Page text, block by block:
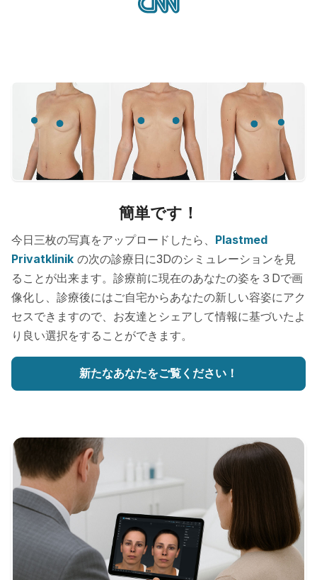
簡単です！
今日三枚の写真をアップロードしたら、 Plastmed
Privatklinik の次の診療日に3Dのシミュレーションを見
ることが出来ます。診療前に現在のあなたの姿を３Dで画
像化し、診療後にはご自宅からあなたの新しい容姿にアク
セスできますので、お友達とシェアして情報に基づいたよ
り良い選択をすることができます。
新たなあなたをご覧ください！